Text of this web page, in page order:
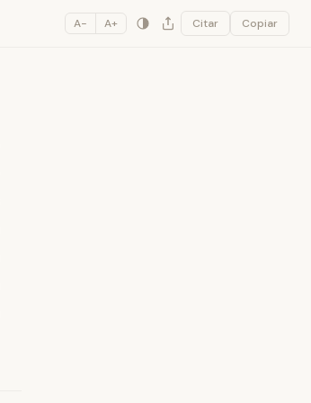
A− A+ Citar Copiar